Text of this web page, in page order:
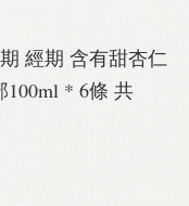
經期 含有甜杏仁
* 6條 共